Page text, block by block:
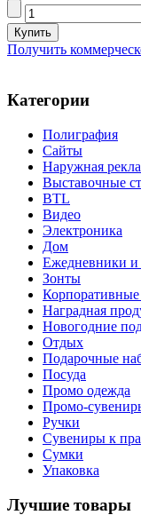
Получить
Категории
Полиграфия
Сайты
Наружная
Выставочные
BTL
Видео
Электроника
Дом
Ежедневники и
Зонты
Наградная
Новогодние
Отдых
Подарочные
Посуда
Промо одежда
Промо-
Ручки
Сувениры к
Сумки
Упаковка
Лучшие товары